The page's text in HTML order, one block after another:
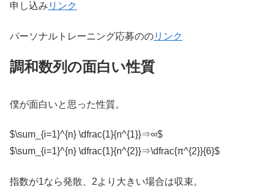
申し込み リンク
パーソナルトレーニング応募ののリンク
調和数列の面白い性質
僕が面白いと思った性質。
$\sum_{i=1}^{n} \dfrac{1}{n^{1}}⇒∞$
$\sum_{i=1}^{n} \dfrac{1}{n^{2}}⇒\dfrac{π^{2}}{6}$
指数が1なら発散、2より大きい場合は収束。